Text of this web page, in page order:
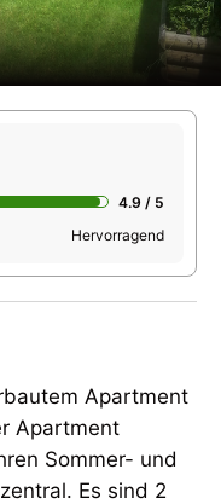
4.9 / 5
Hervorragend
Apartment
Apartment
Sommer- und
Es sind 2